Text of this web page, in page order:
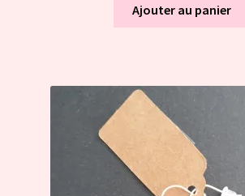
Ajouter au panier